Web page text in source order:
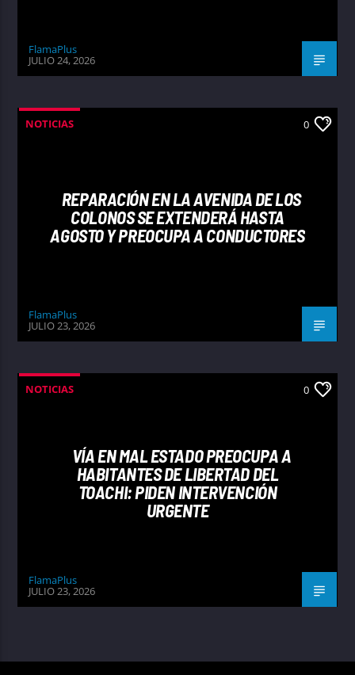
FlamaPlus
JULIO 24, 2026
NOTICIAS 0
REPARACIÓN EN LA AVENIDA DE LOS
COLONOS SE EXTENDERÁ HASTA
AGOSTO Y PREOCUPA A CONDUCTORES
FlamaPlus
JULIO 23, 2026
NOTICIAS 0
VÍA EN MAL ESTADO PREOCUPA A
HABITANTES DE LIBERTAD DEL
TOACHI: PIDEN INTERVENCIÓN
URGENTE
FlamaPlus
JULIO 23, 2026